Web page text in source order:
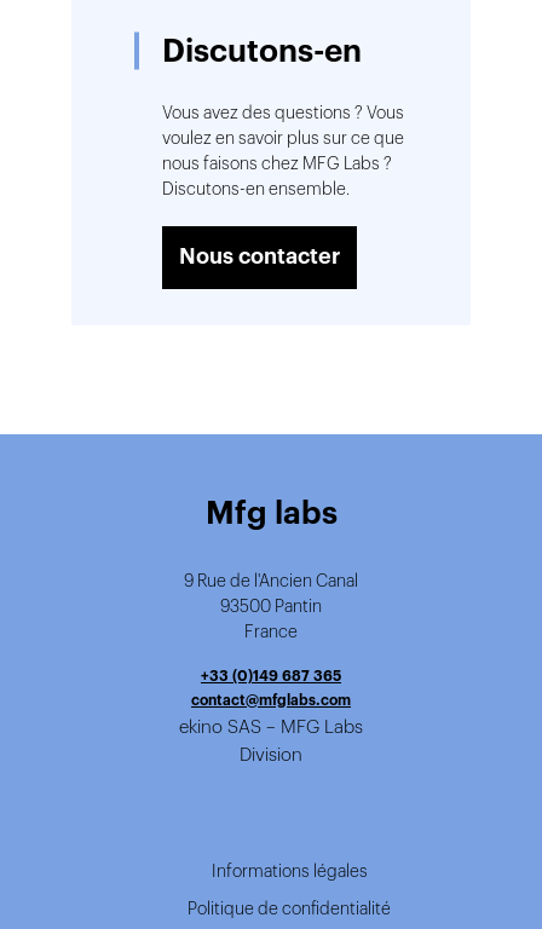
Discutons-en
Vous avez des questions ? Vous
voulez en savoir plus sur ce que
nous faisons chez MFG Labs ?
Discutons-en ensemble.
Nous contacter
Mfg labs
9 Rue de l'Ancien Canal
93500 Pantin
France
+33 (0)149 687 365
contact@mfglabs.com
ekino SAS – MFG Labs
Division
Informations légales
Politique de confidentialité